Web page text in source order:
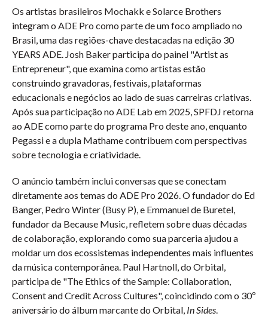
Os artistas brasileiros Mochakk e Solarce Brothers
integram o ADE Pro como parte de um foco ampliado no
Brasil, uma das regiões-chave destacadas na edição 30
YEARS ADE. Josh Baker participa do painel "Artist as
Entrepreneur", que examina como artistas estão
construindo gravadoras, festivais, plataformas
educacionais e negócios ao lado de suas carreiras criativas.
Após sua participação no ADE Lab em 2025, SPFDJ retorna
ao ADE como parte do programa Pro deste ano, enquanto
Pegassi e a dupla Mathame contribuem com perspectivas
sobre tecnologia e criatividade.
O anúncio também inclui conversas que se conectam
diretamente aos temas do ADE Pro 2026. O fundador do Ed
Banger, Pedro Winter (Busy P), e Emmanuel de Buretel,
fundador da Because Music, refletem sobre duas décadas
de colaboração, explorando como sua parceria ajudou a
moldar um dos ecossistemas independentes mais influentes
da música contemporânea. Paul Hartnoll, do Orbital,
participa de "The Ethics of the Sample: Collaboration,
Consent and Credit Across Cultures", coincidindo com o 30º
aniversário do álbum marcante do Orbital, In Sides.